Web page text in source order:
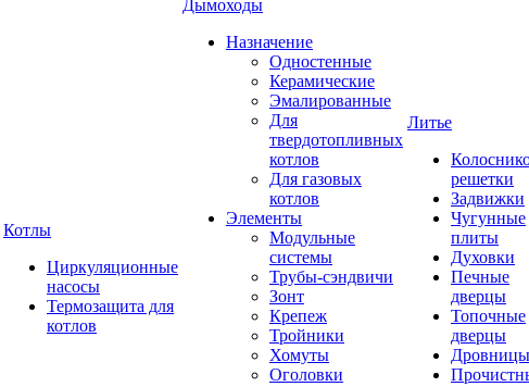
Котлы
Циркуляционные
насосы
Термозащита для
котлов
Дымоходы
Назначение
Одностенные
Керамические
Эмалированные
Для
твердотопливных
котлов
Для газовых
котлов
Элементы
Модульные
системы
Трубы-сэндвичи
Зонт
Крепеж
Тройники
Хомуты
Оголовки
Литье
решетки
Задвижки
Чугунные
плиты
Духовки
Печные
дверцы
Топочные
дверцы
Дровницы